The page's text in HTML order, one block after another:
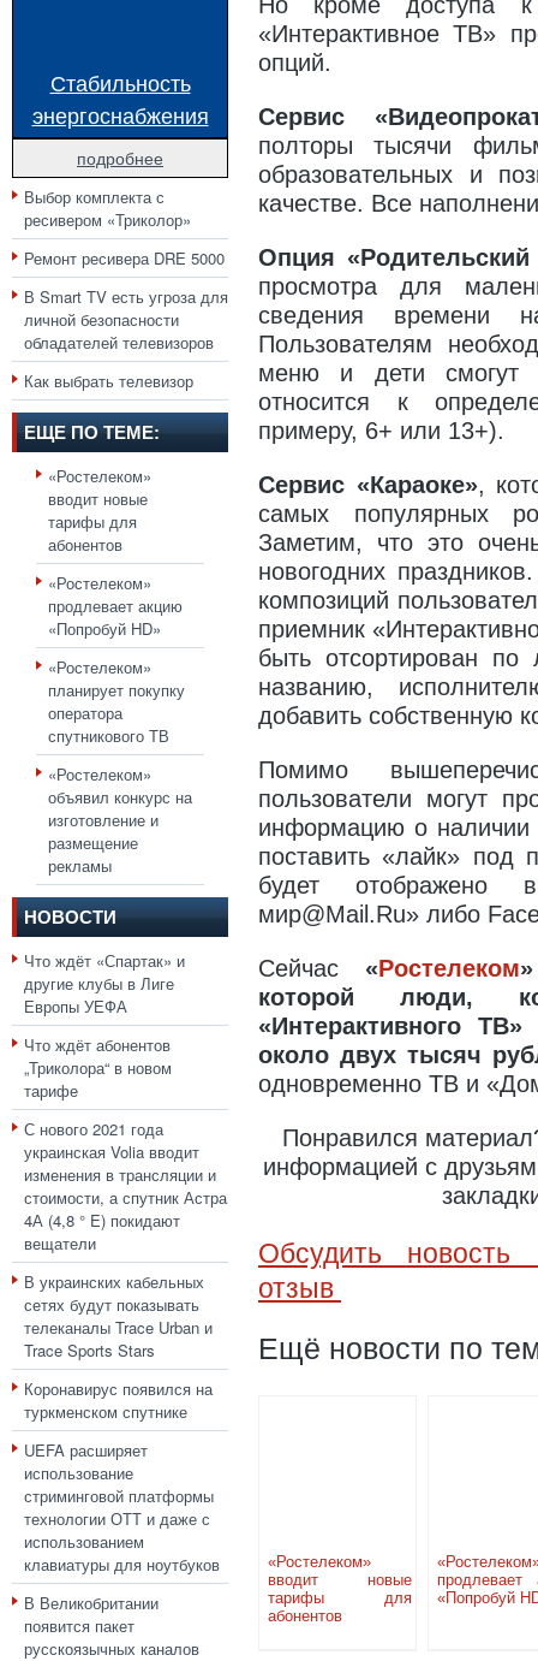
Стабильность
энергоснабжения
подробнее
Выбор комплекта с
ресивером «Триколор»
Ремонт ресивера DRE 5000
В Smart TV есть угроза для
личной безопасности
обладателей телевизоров
Как выбрать телевизор
ЕЩЕ ПО ТЕМЕ:
«Ростелеком»
вводит новые
тарифы для
абонентов
«Ростелеком»
продлевает акцию
«Попробуй HD»
«Ростелеком»
планирует покупку
оператора
спутникового ТВ
«Ростелеком»
объявил конкурс на
изготовление и
размещение
рекламы
НОВОСТИ
Что ждёт «Спартак» и
другие клубы в Лиге
Европы УЕФА
Что ждёт абонентов
„Триколора“ в новом
тарифе
С нового 2021 года
украинская Volia вводит
изменения в трансляции и
стоимости, а спутник Астра
4А (4,8 ° E) покидают
вещатели
В украинских кабельных
сетях будут показывать
телеканалы Trace Urban и
Trace Sports Stars
Коронавирус появился на
туркменском спутнике
UEFA расширяет
использование
стриминговой платформы
технологии ОТТ и даже с
использованием
клавиатуры для ноутбуков
В Великобритании
появится пакет
русскоязычных каналов
«Интерактивное ТВ»
опций.
Сервис
полторы тысячи
образовательных и
качестве. Все
Опция «Родительский
просмотра для
сведения времени
Пользователям
меню и дети смогут
относится к
примеру, 6+ или 13+).
Сервис «Караоке»,
самых популярных
Заметим, что это
новогодних
композиций
приемник
быть отсортирован
названию,
добавить собственную
Помимо
пользователи могут
информацию о наличии
поставить «лайк» под
будет отображено
мир@Mail.Ru» либо
Сейчас «Ростелеком
которой люди,
«Интерактивного
около двух тысяч
одновременно ТВ и
Понравился
информацией с
Обсудить новость
отзыв
Ещё новости по
«Ростелеком»
вводит новые
тарифы для
абонентов
продлевает
«Попробуй